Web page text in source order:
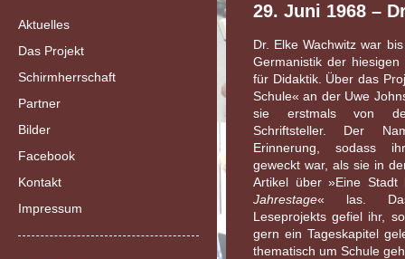
29. Juni 1968 –
Dr. Elke Wachwitz war
Germanistik der hiesigen
für Didaktik. Über das
Schule« an der Uwe
sie erstmals von
Schriftsteller. Der
Erinnerung, sodass
geweckt war, als sie in
Artikel über »Eine Stadt
Jahrestage« las.
Leseprojekts gefiel ihr,
gern ein Tageskapitel
thematisch um Schule
Aktuelles
Das Projekt
Schirmherrschaft
Partner
Bilder
Facebook
Kontakt
Impressum